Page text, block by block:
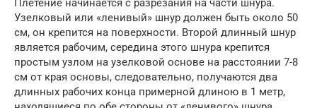
Плетение начинается с разрезания на части шнура.
Узелковый или «ленивый» шнур должен быть около 50
см, он крепится на поверхности. Второй длинный шнур
является рабочим, середина этого шнура крепится
простым узлом на узелковой основе на расстоянии 7-8
см от края основы, следовательно, получаются два
длинных рабочих конца примерной длиною в 1 метр,